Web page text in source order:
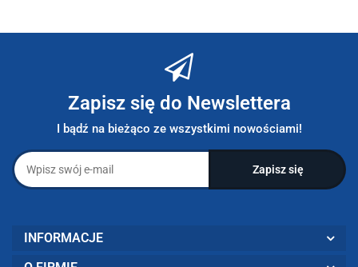
Zapisz się do Newslettera
I bądź na bieżąco ze wszystkimi nowościami!
INFORMACJE